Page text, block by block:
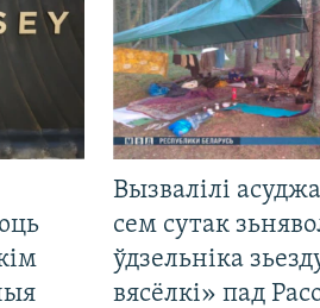
Вызвалілі
сем сутак
ўдзельніка
вясёлкі» пад